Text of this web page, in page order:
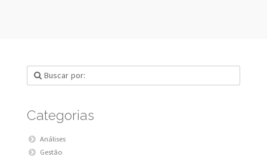
Categorias
Análises
Gestão